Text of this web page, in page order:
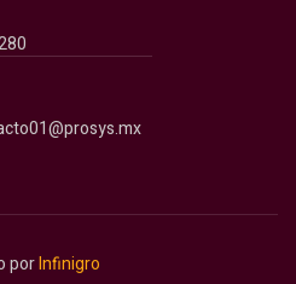
porInfinigro